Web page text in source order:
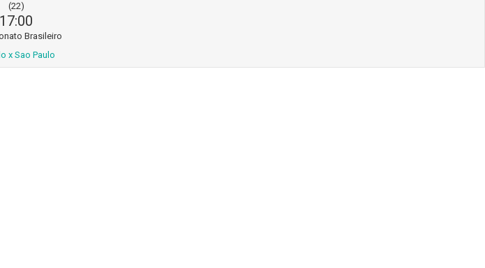
(22)
17:00
Brasileiro
x Sao Paulo